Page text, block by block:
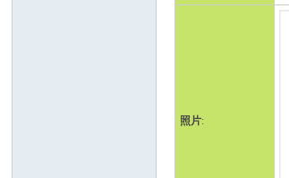
照片: